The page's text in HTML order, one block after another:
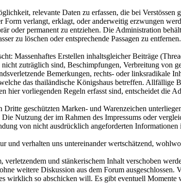
relevante Daten zu erfassen, die bei
verlangt, erklagt, oder anderweitig erzwungen
oder permanent zu entziehen. Die Administration
zu löschen oder entsprechende Passagen zu entfernen.
Massenhaftes Erstellen inhaltsgleicher Beiträge
zuträglich sind, Beschimpfungen, Verbreitung von
Bemerkungen, rechts- oder
das thailändische Königshaus betreffen. Allfällige
vorliegenden Regeln erfasst sind, entscheidet die
geschützten Marken- und Warenzeichen
Nutzung der im Rahmen des Impressums oder
von nicht ausdrücklich angeforderten Informationen
und verhalten uns untereinander wertschätzend,
und stänkerischem Inhalt verschoben
weitere Diskussion aus dem Forum ausgeschlossen.
wirklich so abschicken will. Es gibt eventuell